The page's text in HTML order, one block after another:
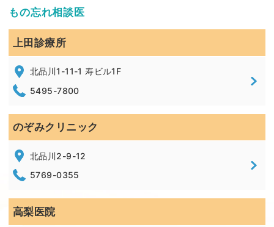
もの忘れ相談医
上田診療所
北品川1-11-1 寿ビル1F
5495-7800
のぞみクリニック
北品川2-9-12
5769-0355
高梨医院